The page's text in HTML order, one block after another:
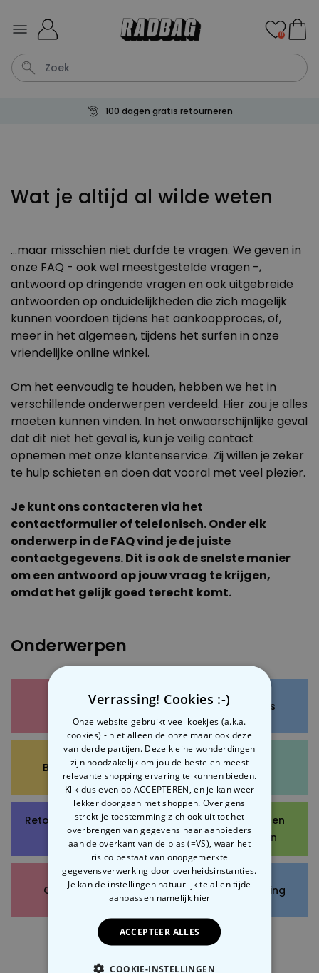
Aperol Spritz Glas met Naam
Gegraveerd
Personaliseerbaar
Gepersonaliseerde tas met
tekst en symbool
Meer dan
2.000keer
gekocht
34,99 €
Personaliseerbaar
Gepersonaliseerde boxershort
11.400
44,99 €
Personaliseerbaar
Gepersonaliseerde
champagne coupe met tekst
Meer dan
1.700
keer
gekocht
29,99 €
Personaliseerbaar
Gepersonaliseerde Bierpul
voor 't Oktoberfest
gekocht
39,99 €
0
100 dagen gratis retourneren
Wat je altijd al wilde weten
...maar misschien niet durfde te vragen. We geven in
onze FAQ - ook wel meestgestelde vragen -,
antwoord op dringende vragen en ook uitgebreide
antwoorden op onduidelijkheden die zich mogelijk
kunnen voordoen tijdens het aankoopproces, of,
meer in het algemeen, tijdens het surfen in onze
vriendelijke online winkel.
Om het eenvoudig te houden, hebben we het in
verschillende onderwerpen verdeeld. Hier zou je alles
moeten kunnen vinden. In het onwaarschijnlijke geval
dat dit niet het geval is, kun je veilig contact
opnemen met onze klantenservice. Zij willen je zeker
te hulp schieten en doen dat vooral met veel plezier.
Je kunt ons contacteren via het
contactformulier of telefonisch. Onder elk
onderwerp in de FAQ vind je de juiste
contactgegevens. Dit is ook de snelste manier
om een antwoord op jouw vraag te krijgen,
omdat het gelijk goed terecht komt.
Onderwerpen
Bestelling Product details
Betaalmethode Verzending
Retourneren, omruilen,
terugbetaling
Cadeaubonnen en
kortingsbonnen
Overige vragen Cadeauverpakking
Verrassing! Cookies :-)
Onze website gebruikt veel koekjes (a.k.a.
cookies) - niet alleen de onze maar ook deze
van derde partijen. Deze kleine wonderdingen
zijn noodzakelijk om jou de beste en meest
relevante shopping ervaring te kunnen bieden.
Klik dus even op ACCEPTEREN, en je kan weer
lekker doorgaan met shoppen. Overigens
strekt je toestemming zich ook uit tot het
overbrengen van gegevens naar aanbieders
aan de overkant van de plas (=VS), waar het
risico bestaat van onopgemerkte
gegevensverwerking door overheidsinstanties.
Je kan de instellingen natuurlijk te allen tijde
aanpassen namelijk hier
ACCEPTEER ALLES
COOKIE-INSTELLINGEN